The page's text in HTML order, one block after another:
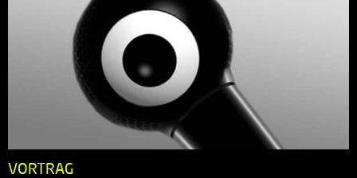
VORTRAG